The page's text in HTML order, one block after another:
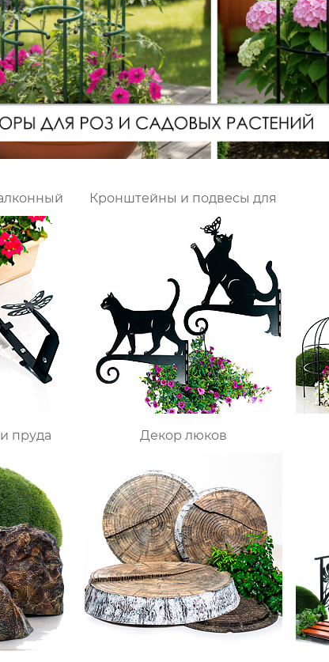
Кронштейны и подвесы для
цветов
пруда Декор люков
ВЫБИРАЙТЕ СО СКИДКОЙ!
Время выгодных покупок!
Посмотреть